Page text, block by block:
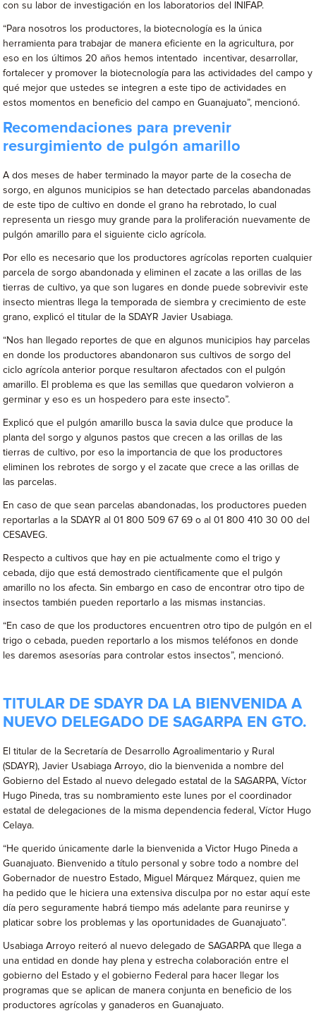
con su labor de investigación en los laboratorios del INIFAP.
“Para nosotros los productores, la biotecnología es la única
herramienta para trabajar de manera eficiente en la agricultura, por
eso en los últimos 20 años hemos intentado incentivar, desarrollar,
fortalecer y promover la biotecnología para las actividades del campo y
qué mejor que ustedes se integren a este tipo de actividades en
estos momentos en beneficio del campo en Guanajuato”, mencionó.
Recomendaciones para prevenir
resurgimiento de pulgón amarillo
A dos meses de haber terminado la mayor parte de la cosecha de
sorgo, en algunos municipios se han detectado parcelas abandonadas
de este tipo de cultivo en donde el grano ha rebrotado, lo cual
representa un riesgo muy grande para la proliferación nuevamente de
pulgón amarillo para el siguiente ciclo agrícola.
Por ello es necesario que los productores agrícolas reporten cualquier
parcela de sorgo abandonada y eliminen el zacate a las orillas de las
tierras de cultivo, ya que son lugares en donde puede sobrevivir este
insecto mientras llega la temporada de siembra y crecimiento de este
grano, explicó el titular de la SDAYR Javier Usabiaga.
“Nos han llegado reportes de que en algunos municipios hay parcelas
en donde los productores abandonaron sus cultivos de sorgo del
ciclo agrícola anterior porque resultaron afectados con el pulgón
amarillo. El problema es que las semillas que quedaron volvieron a
germinar y eso es un hospedero para este insecto”.
Explicó que el pulgón amarillo busca la savia dulce que produce la
planta del sorgo y algunos pastos que crecen a las orillas de las
tierras de cultivo, por eso la importancia de que los productores
eliminen los rebrotes de sorgo y el zacate que crece a las orillas de
las parcelas.
En caso de que sean parcelas abandonadas, los productores pueden
reportarlas a la SDAYR al 01 800 509 67 69 o al 01 800 410 30 00 del
CESAVEG.
Respecto a cultivos que hay en pie actualmente como el trigo y
cebada, dijo que está demostrado científicamente que el pulgón
amarillo no los afecta. Sin embargo en caso de encontrar otro tipo de
insectos también pueden reportarlo a las mismas instancias.
“En caso de que los productores encuentren otro tipo de pulgón en el
trigo o cebada, pueden reportarlo a los mismos teléfonos en donde
les daremos asesorías para controlar estos insectos”, mencionó.
TITULAR DE SDAYR DA LA BIENVENIDA A
NUEVO DELEGADO DE SAGARPA EN GTO.
El titular de la Secretaría de Desarrollo Agroalimentario y Rural
(SDAYR), Javier Usabiaga Arroyo, dio la bienvenida a nombre del
Gobierno del Estado al nuevo delegado estatal de la SAGARPA, Víctor
Hugo Pineda, tras su nombramiento este lunes por el coordinador
estatal de delegaciones de la misma dependencia federal, Víctor Hugo
Celaya.
“He querido únicamente darle la bienvenida a Victor Hugo Pineda a
Guanajuato. Bienvenido a título personal y sobre todo a nombre del
Gobernador de nuestro Estado, Miguel Márquez Márquez, quien me
ha pedido que le hiciera una extensiva disculpa por no estar aquí este
día pero seguramente habrá tiempo más adelante para reunirse y
platicar sobre los problemas y las oportunidades de Guanajuato”.
Usabiaga Arroyo reiteró al nuevo delegado de SAGARPA que llega a
una entidad en donde hay plena y estrecha colaboración entre el
gobierno del Estado y el gobierno Federal para hacer llegar los
programas que se aplican de manera conjunta en beneficio de los
productores agrícolas y ganaderos en Guanajuato.